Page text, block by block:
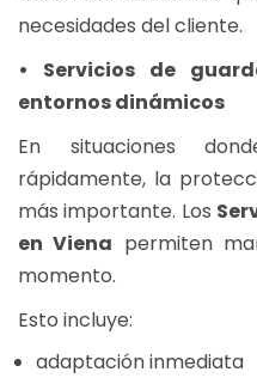
necesidades del cliente.
• Servicios de
entornos dinámicos
En situaciones
rápidamente, la
más importante. Los
en Viena permiten
momento.
Esto incluye:
adaptación inmediata